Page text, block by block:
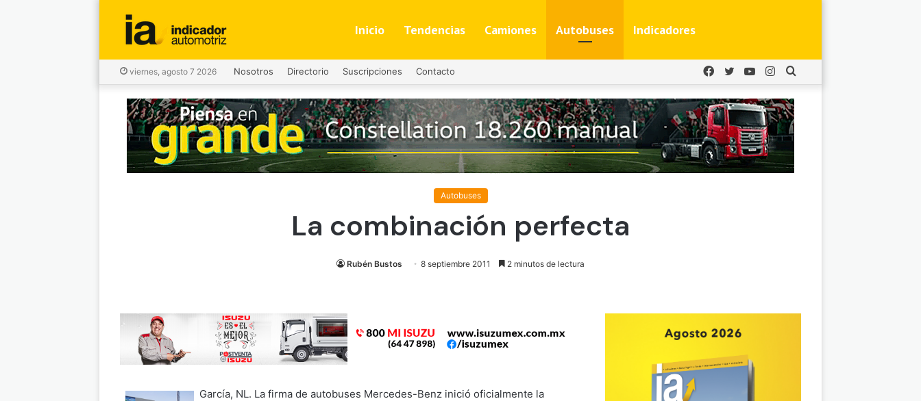
Inicio Tendencias Camiones Autobuses Indicadores
viernes, agosto 7 2026 Nosotros Directorio Suscripciones Contacto
Buscar
Instagram
YouTube
Twitter
Facebook
Autobuses
La combinación perfecta
Rubén Bustos 8 septiembre 2011 2 minutos de lectura
García, NL. La firma de autobuses Mercedes-Benz inició oficialmente la